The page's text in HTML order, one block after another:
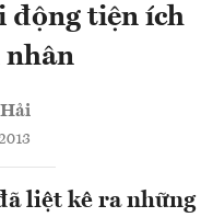
động tiện ích
nhân
liệt kê ra những